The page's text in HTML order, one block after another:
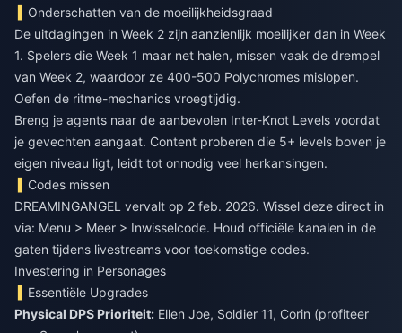
Onderschatten van de moeilijkheidsgraad
De uitdagingen in Week 2 zijn aanzienlijk moeilijker dan in Week
1. Spelers die Week 1 maar net halen, missen vaak de drempel
van Week 2, waardoor ze 400-500 Polychromes mislopen.
Oefen de ritme-mechanics vroegtijdig.
Breng je agents naar de aanbevolen Inter-Knot Levels voordat
je gevechten aangaat. Content proberen die 5+ levels boven je
eigen niveau ligt, leidt tot onnodig veel herkansingen.
Codes missen
DREAMINGANGEL vervalt op 2 feb. 2026. Wissel deze direct in
via: Menu > Meer > Inwisselcode. Houd officiële kanalen in de
gaten tijdens livestreams voor toekomstige codes.
Investering in Personages
Essentiële Upgrades
Physical DPS Prioriteit: Ellen Joe, Soldier 11, Corin (profiteer